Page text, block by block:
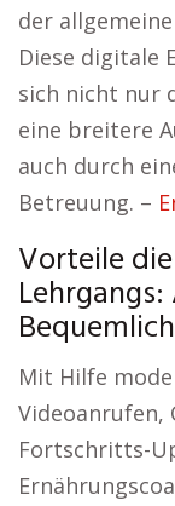
der
Diese digitale
sich nicht nur
eine breitere
auch durch
Betreuung. –
Vorteile
Mit Hilfe
Videoanrufen,
Fortschritts-